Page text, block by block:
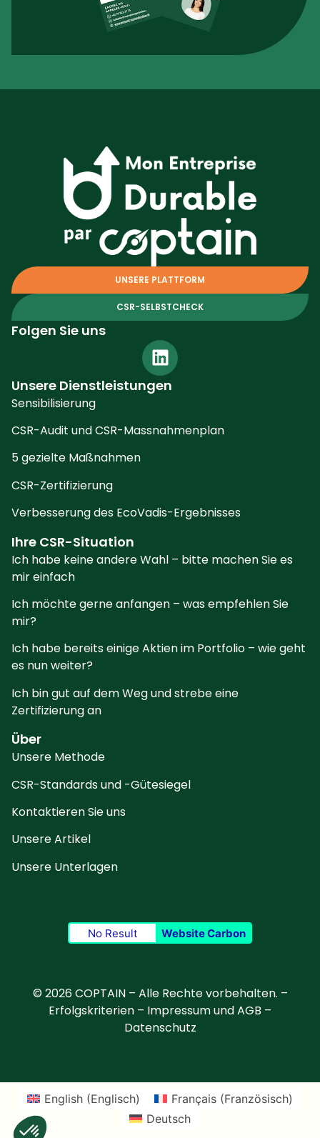
UNSERE PLATTFORM
CSR-SELBSTCHECK
Folgen Sie uns
Unsere Dienstleistungen
Sensibilisierung
CSR-Audit und CSR-Massnahmenplan
5 gezielte Maßnahmen
CSR-Zertifizierung
Verbesserung des EcoVadis-Ergebnisses
Ihre CSR-Situation
Ich habe keine andere Wahl – bitte machen Sie es
mir einfach
Ich möchte gerne anfangen – was empfehlen Sie
mir?
Ich habe bereits einige Aktien im Portfolio – wie geht
es nun weiter?
Ich bin gut auf dem Weg und strebe eine
Zertifizierung an
Über
Unsere Methode
CSR-Standards und -Gütesiegel
Kontaktieren Sie uns
Unsere Artikel
Unsere Unterlagen
No Result Website Carbon
© 2026 COPTAIN – Alle Rechte vorbehalten. –
Erfolgskriterien – Impressum und AGB –
Datenschutz
English (Englisch) Français (Französisch)
Deutsch